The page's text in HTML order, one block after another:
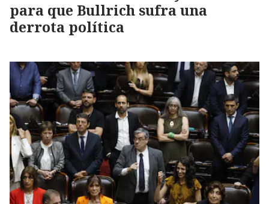
para que Bullrich sufra una
derrota política